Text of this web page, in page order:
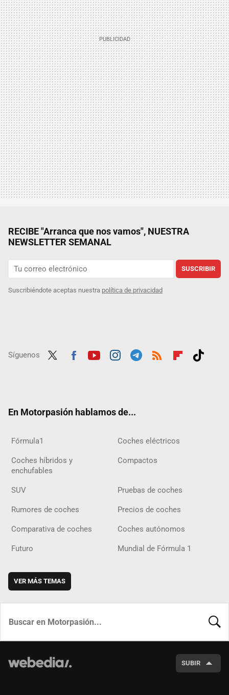
RECIBE "Arranca que nos vamos", NUESTRA
NEWSLETTER SEMANAL
SUSCRIBIR
Suscribiéndote aceptas nuestra política de privacidad
Síguenos
En Motorpasión hablamos de...
Fórmula1 Coches eléctricos
Coches híbridos y
enchufables
Compactos
SUV Pruebas de coches
Rumores de coches Precios de coches
Comparativa de coches Coches autónomos
Futuro Mundial de Fórmula 1
VER MÁS TEMAS
SUBIR